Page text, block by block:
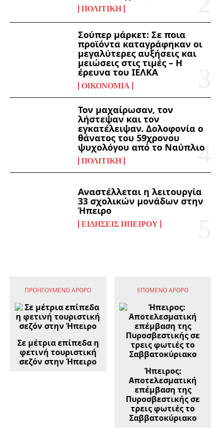
ΠΟΛΙΤΙΚΉ
Σούπερ μάρκετ: Σε ποια
προϊόντα καταγράφηκαν οι
μεγαλύτερες αυξήσεις και
μειώσεις στις τιμές – Η
έρευνα του ΙΕΛΚΑ
ΟΙΚΟΝΟΜΊΑ
Τον μαχαίρωσαν, τον
λήστεψαν και τον
εγκατέλειψαν. Δολοφονία ο
θάνατος του 59χρονου
ψυχολόγου από το Ναύπλιο
ΠΟΛΙΤΙΚΉ
Αναστέλλεται η λειτουργία
33 σχολικών μονάδων στην
Ήπειρο
ΕΙΔΉΣΕΙΣ ΗΠΕΊΡΟΥ
ΠΡΟΗΓΟΎΜΕΝΟ ΆΡΘΡΟ
Σε μέτρια επίπεδα η
φετινή τουριστική
σεζόν στην Ήπειρο
ΕΠΌΜΕΝΟ ΆΡΘΡΟ
Ήπειρος:
Αποτελεσματική
επέμβαση της
Πυροσβεστικής σε
τρεις φωτιές το
Σαββατοκύριακο